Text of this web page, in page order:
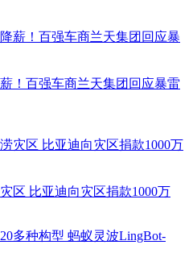
！百强车商兰天集团回应暴雷
区 比亚迪向灾区捐款1000万